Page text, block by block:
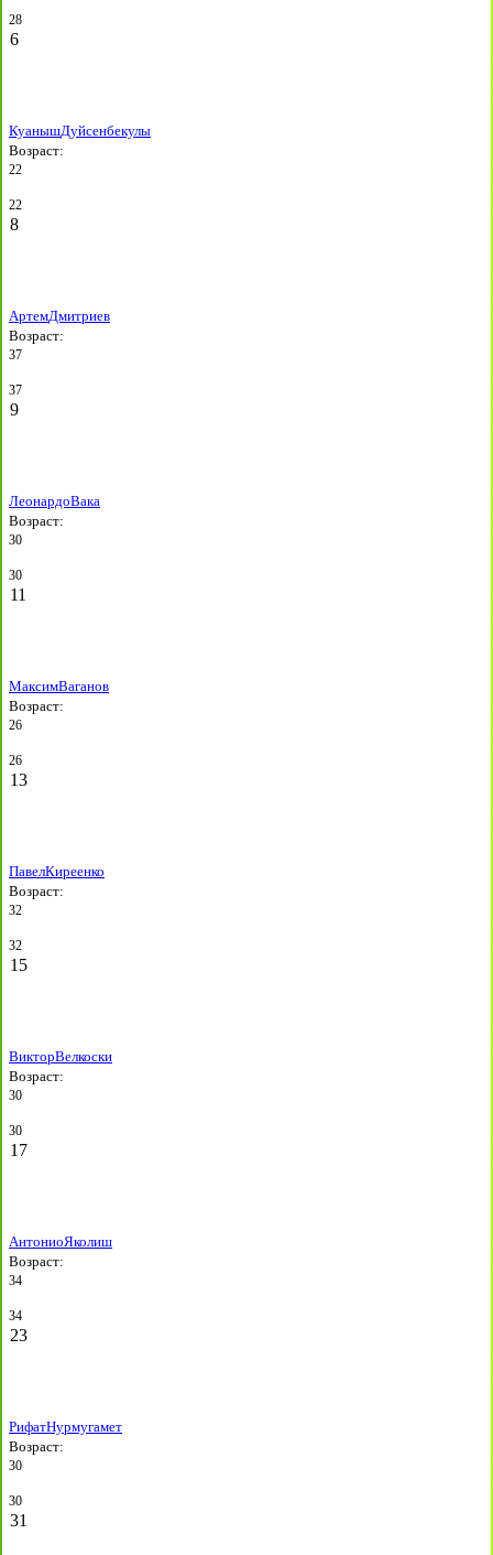
28
6
КуанышДуйсенбекулы
Возраст:
22
22
8
АртемДмитриев
Возраст:
37
37
9
ЛеонардоВака
Возраст:
30
30
11
МаксимВаганов
Возраст:
26
26
13
ПавелКиреенко
Возраст:
32
32
15
ВикторВелкоски
Возраст:
30
30
17
АнтониоЯколиш
Возраст:
34
34
23
РифатНурмугамет
Возраст:
30
30
31